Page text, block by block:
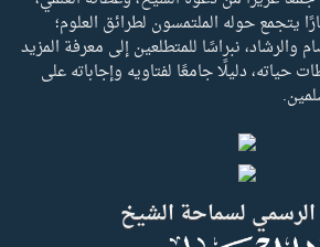
يتجمع حوله الملتمسون لطرائق العلوم؛
والرشاد، نبراسًا للمتطلعين إلى معرفة المزيد
دليلًا جامعًا لفتاويه وإجاباته على
الرسمي لسماحة الشيخ